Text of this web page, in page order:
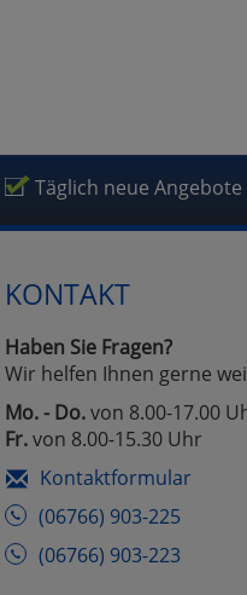
Täglich neue Angebote
KONTAKT
Haben Sie Fragen?
Wir helfen Ihnen gerne
Mo. - Do.von 8.00-17.00
Fr.von 8.00-15.30 Uhr
Kontaktformular
(06766) 903-225
(06766) 903-223